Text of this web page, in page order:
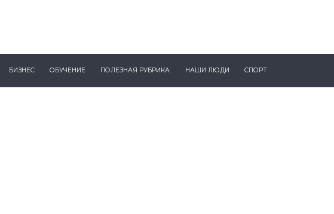
БИЗНЕС ОБУЧЕНИЕ ПОЛЕЗНАЯ РУБРИКА НАШИ ЛЮДИ СПОРТ